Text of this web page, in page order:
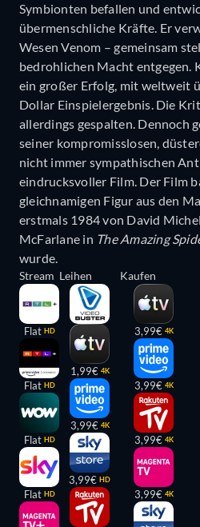
Symbionten befallen und
übermenschliche Kräfte. Er
Wesen Venom – gemeinsam
bedrohlichen Macht entgegen.
ein großer Erfolg, mit weltweit
Dollar Einspielergebnis. Die
allerdings gespalten. Dennoch
seiner kompromisslosen,
nicht immer sympathischen
eindrucksvoller Film. Der Film
gleichnamigen Figur aus den
erstmals 1984 von David
McFarlane in The Amazing
wurde.
Stream
Flat HD
Flat HD
Flat HD
Flat HD
Leihen
1,99€ 4K
3,99€ 4K
3,99€ HD
Kaufen
3,99€ 4K
3,99€ 4K
3,99€ 4K
3,99€ 4K